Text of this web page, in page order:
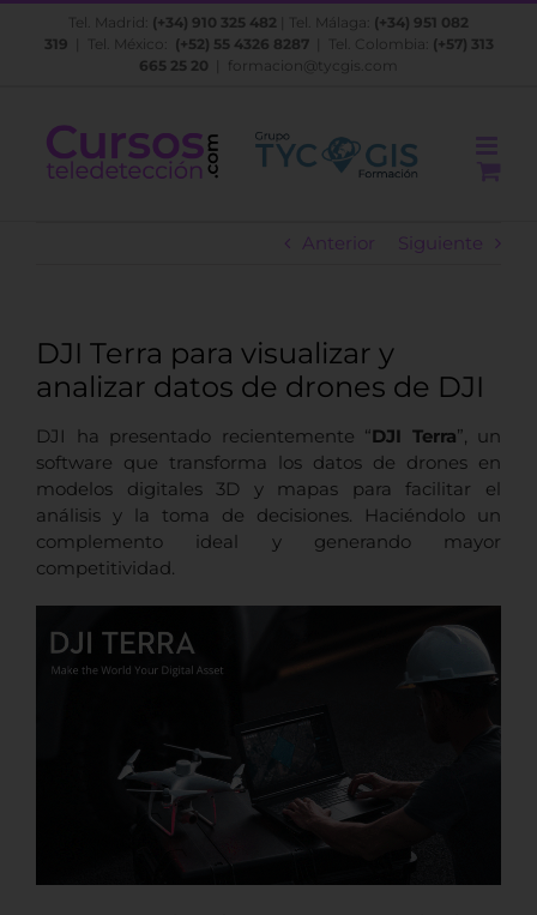
Saltar
Tel. Madrid: (+34) 910 325 482 | Tel. Málaga: (+34) 951 082
319 | Tel. México: (+52) 55 4326 8287| Tel. Colombia: (+57) 313
665 25 20
formacion@tycgis.com
Anterior Siguiente
DJI Terra para visualizar y
analizar datos de drones de DJI
DJI ha presentado recientemente “DJI Terra”, un
software que transforma los datos de drones en
modelos digitales 3D y mapas para facilitar el
análisis y la toma de decisiones. Haciéndolo un
complemento ideal y generando mayor
competitividad.